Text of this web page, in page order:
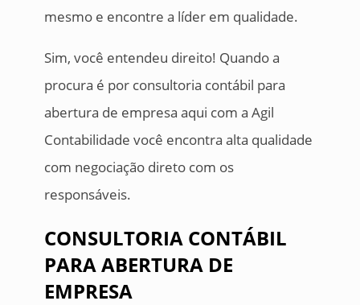
mesmo e encontre a líder em qualidade.
Sim, você entendeu direito! Quando a
procura é por consultoria contábil para
abertura de empresa aqui com a Agil
Contabilidade você encontra alta qualidade
com negociação direto com os
responsáveis.
CONSULTORIA CONTÁBIL
PARA ABERTURA DE
EMPRESA